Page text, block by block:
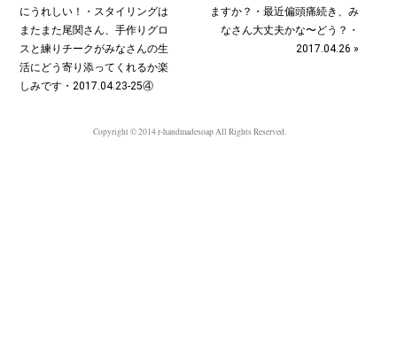
にうれしい！・スタイリングは
またまた尾関さん、手作りグロ
スと練りチークがみなさんの生
活にどう寄り添ってくれるか楽
しみです・2017.04.23-25④
ますか？・最近偏頭痛続き、み
なさん大丈夫かな〜どう？・
2017.04.26 »
Copyright © 2014 r-handmadesoap All Rights Reserved.